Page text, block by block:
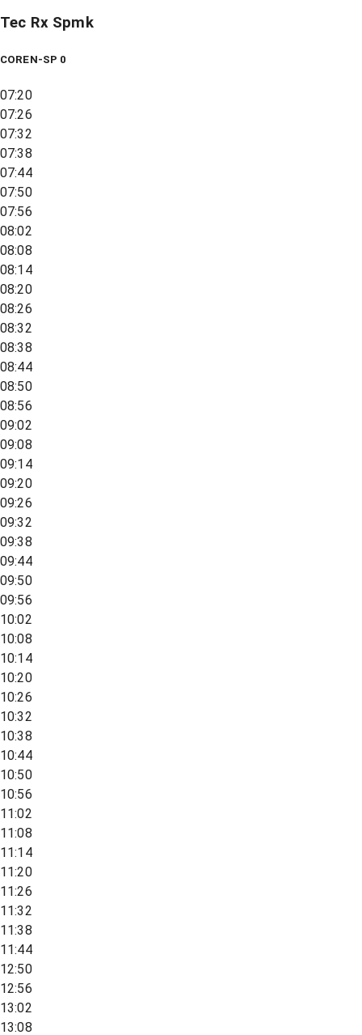
Tec Rx Spmk
COREN-SP 0
07:20
07:26
07:32
07:38
07:44
07:50
07:56
08:02
08:08
08:14
08:20
08:26
08:32
08:38
08:44
08:50
08:56
09:02
09:08
09:14
09:20
09:26
09:32
09:38
09:44
09:50
09:56
10:02
10:08
10:14
10:20
10:26
10:32
10:38
10:44
10:50
10:56
11:02
11:08
11:14
11:20
11:26
11:32
11:38
11:44
12:50
12:56
13:02
13:08